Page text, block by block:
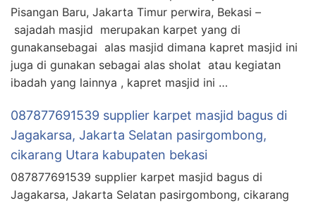
Pisangan Baru, Jakarta Timur perwira, Bekasi –
sajadah masjid merupakan karpet yang di
gunakansebagai alas masjid dimana kapret masjid ini
juga di gunakan sebagai alas sholat atau kegiatan
ibadah yang lainnya , kapret masjid ini …
087877691539 supplier karpet masjid bagus di
Jagakarsa, Jakarta Selatan pasirgombong,
cikarang Utara kabupaten bekasi
087877691539 supplier karpet masjid bagus di
Jagakarsa, Jakarta Selatan pasirgombong, cikarang